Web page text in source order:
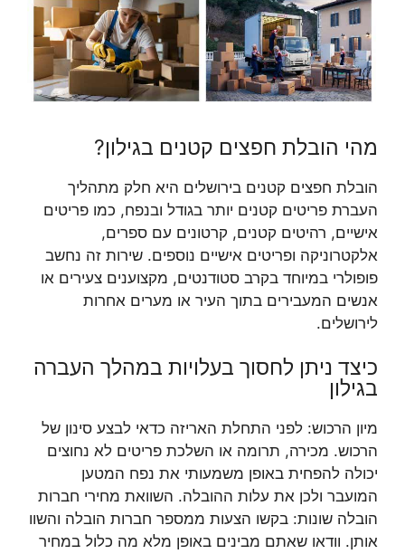
מהי הובלת חפצים קטנים בגילון?
הובלת חפצים קטנים בירושלים היא חלק מתהליך
העברת פריטים קטנים יותר בגודל ובנפח, כמו פריטים
אישיים, רהיטים קטנים, קרטונים עם ספרים,
אלקטרוניקה ופריטים אישיים נוספים. שירות זה נחשב
פופולרי במיוחד בקרב סטודנטים, מקצוענים צעירים או
אנשים המעבירים בתוך העיר או מערים אחרות
לירושלים.
כיצד ניתן לחסוך בעלויות במהלך העברה
בגילון
מיון הרכוש: לפני התחלת האריזה כדאי לבצע סינון של
הרכוש. מכירה, תרומה או השלכת פריטים לא נחוצים
יכולה להפחית באופן משמעותי את נפח המטען
המועבר ולכן את עלות ההובלה. השוואת מחירי חברות
הובלה שונות: בקשו הצעות ממספר חברות הובלה והשוו
אותן. וודאו שאתם מבינים באופן מלא מה כלול במחיר